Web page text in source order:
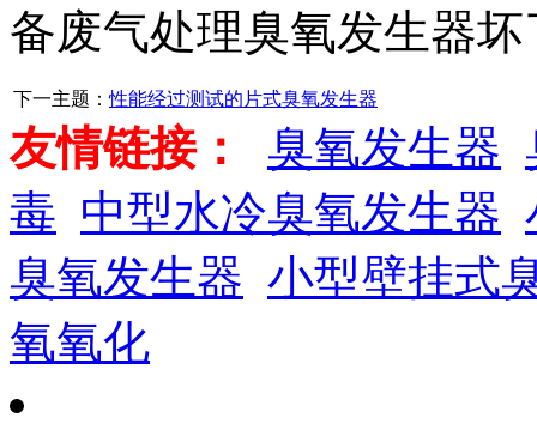
备废气处理臭氧发生器
下一主题：性能经过测试的片式臭氧发生器
友情链接： 臭氧发生器
毒 中型水冷臭氧发生器
臭氧发生器 小型壁挂式
氧氧化